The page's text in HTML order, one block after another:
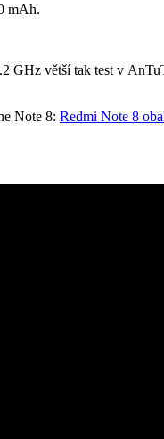
mAh.
GHz větší tak test v
Note 8: Redmi Note 8